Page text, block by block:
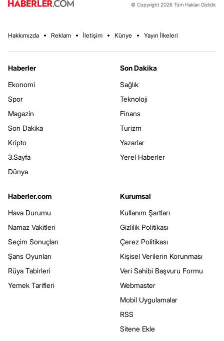
© Copyright 2026 Tüm Hakları Gizlidir.
Hakkımızda Reklam İletişim Künye Yayın İlkeleri
Haberler
Ekonomi
Spor
Magazin
Son Dakika
Kripto
3.Sayfa
Dünya
Son Dakika
Sağlık
Teknoloji
Finans
Turizm
Yazarlar
Yerel Haberler
Haberler.com
Hava Durumu
Namaz Vakitleri
Seçim Sonuçları
Şans Oyunları
Rüya Tabirleri
Yemek Tarifleri
Kurumsal
Kullanım Şartları
Gizlilik Politikası
Çerez Politikası
Kişisel Verilerin Korunması
Veri Sahibi Başvuru Formu
Webmaster
Mobil Uygulamalar
RSS
Sitene Ekle